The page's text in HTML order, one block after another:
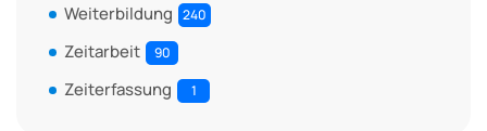
Weiterbildung 240
Zeitarbeit 90
Zeiterfassung 1